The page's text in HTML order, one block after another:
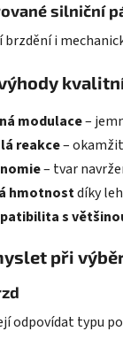
silniční
i
modulace–
reakce–
– tvar
hmotnostdíky
s
při
odpovídat typu